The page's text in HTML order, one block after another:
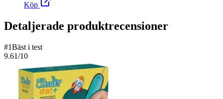
Köp
Detaljerade produktrecensioner
#1Bäst i test
9.61/10